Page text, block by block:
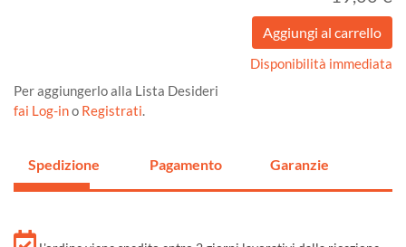
Disponibilità immediata
Per aggiungerlo alla Lista Desideri
fai Log-ino Registrati.
Spedizione Pagamento Garanzie